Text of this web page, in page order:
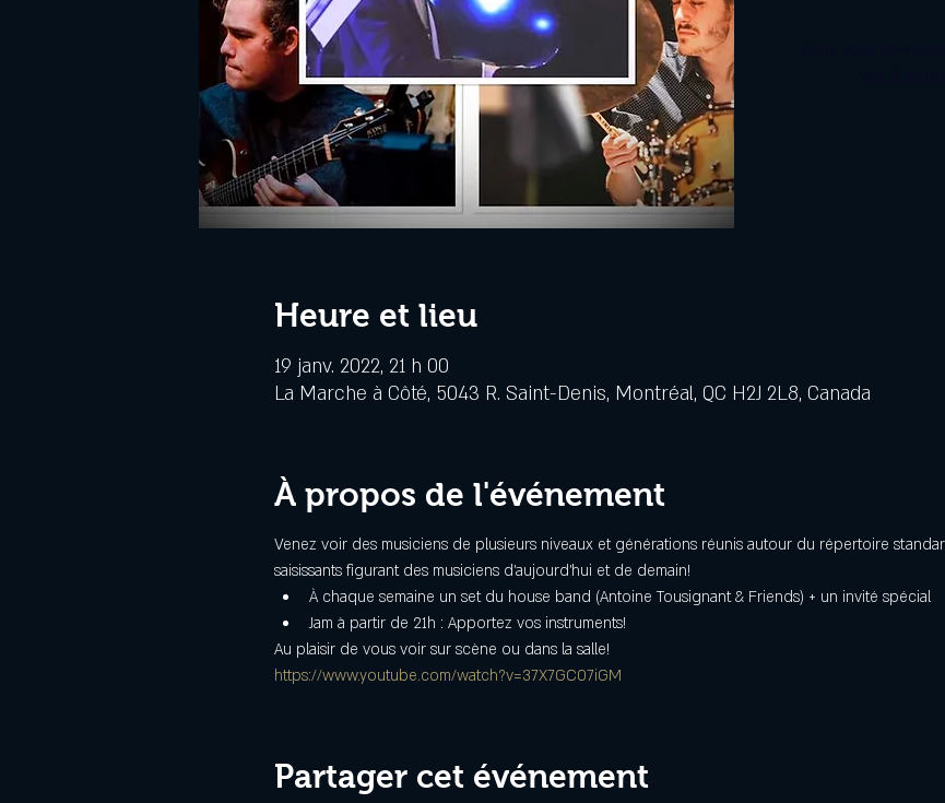
Heure et lieu
19 janv. 2022, 21 h 00
La Marche à Côté, 5043 R. Saint-Denis, Montréal, QC H2J 2L8, Canada
À propos de l'événement
Venez voir des musiciens de plusieurs niveaux et générations réunis autour du répertoire
saisissants figurant des musiciens d’aujourd’hui et de demain!
À chaque semaine un set du house band (Antoine Tousignant & Friends) + un invité spécial
Jam à partir de 21h : Apportez vos instruments!
Au plaisir de vous voir sur scène ou dans la salle!
https://www.youtube.com/watch?v=37X7GC07iGM
Partager cet événement